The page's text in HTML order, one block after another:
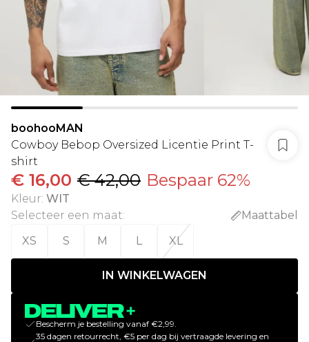
boohooMAN
Cowboy Bebop Oversized Licentie Print T-
shirt
€ 16,00 € 42,00 Bespaar 62%
Kleur: WIT
Selecteer een maat:
Maattabel
XS
S M L XL
IN WINKELWAGEN
Bescherm je bestelling vanaf €2,99.
35 dagen retourrecht, €5 per dag bij vertraagde levering en